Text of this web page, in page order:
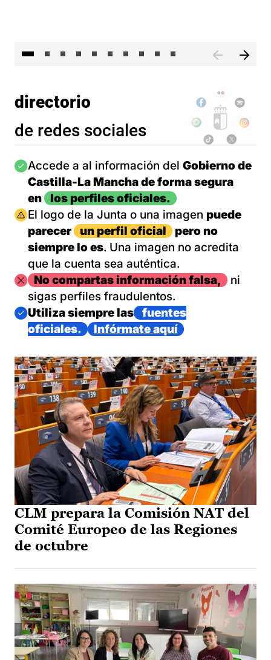
directorio
de redes sociales
Imagen
Accede a al información del Gobierno de
Castilla-La Mancha de forma segura
en
los perfiles oficiales.
Imagen
El logo de la Junta o una imagen puede
parecer
un perfil oficial
pero no
siempre lo es. Una imagen no acredita
que la cuenta sea auténtica.
ImagenNo compartas información falsa,
ni
sigas perfiles fraudulentos.
Imagen
Utiliza siempre las
fuentes
oficiales.
Infórmate aquí
CLM prepara la Comisión NAT del
Comité Europeo de las Regiones
de octubre